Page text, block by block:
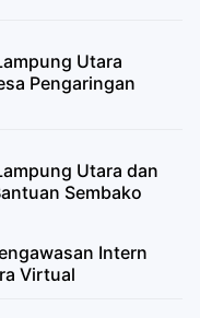
Utara
Pengaringan
Utara dan
Sembako
Intern
Virtual